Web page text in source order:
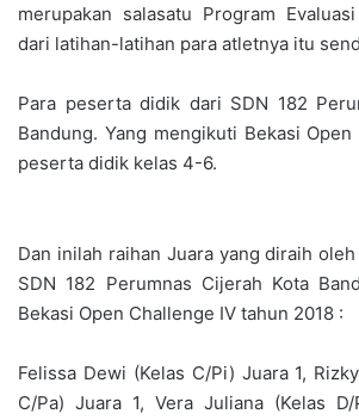
merupakan salasatu Program
dari latihan-latihan para atletnya itu
Para peserta didik dari SDN 182
Bandung. Yang mengikuti Bekasi
peserta didik kelas 4-6.
Dan inilah raihan Juara yang diraih
SDN 182 Perumnas Cijerah Kota
Bekasi Open Challenge IV tahun 2018 :
Felissa Dewi (Kelas C/Pi) Juara 1,
C/Pa) Juara 1, Vera Juliana (Kelas